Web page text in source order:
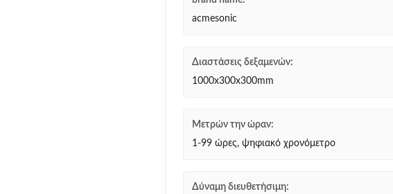
acmesonic
Διαστάσεις δεξαμενών:
1000x300x300mm
Μετρών την ώραν:
1-99 ώρες, ψηφιακό χρονόμετρο
Δύναμη διευθετήσιμη: